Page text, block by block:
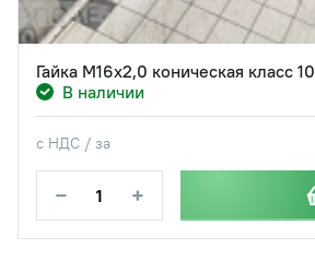
Гайка М16х2,0 коническая класс 10
В наличии
с НДС / за
− +